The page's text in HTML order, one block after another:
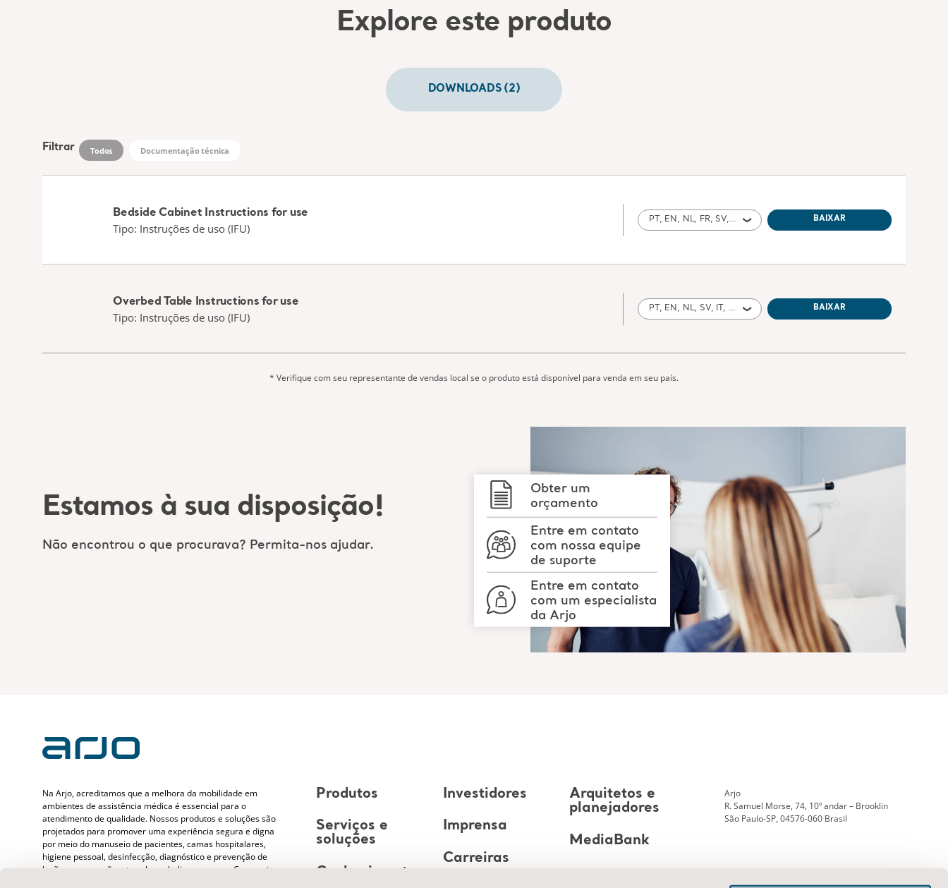
Explore este produto
DOWNLOADS (2)
Filtrar Todos Documentação técnica
Bedside Cabinet Instructions for use
Tipo: Instruções de uso (IFU)
PT, EN, NL, FR, SV, IT, DE, NO, ES, PL for Portugal, International, Poland, United States of America, Australia, Switzerland, Germany, United Kingdom of Great Britain and Northern Ireland, Norway, Sweden, Ireland, Italy, Netherlands, Brazil, Bolivia, Chile, Colombia, Dominican Republic, Ecuador, Mexico, Panama, Peru, Paraguay, Trinidad and Tobago, Uruguay, Venezuela, Austria BAIXAR
Overbed Table Instructions for use
Tipo: Instruções de uso (IFU)
PT, EN, NL, SV, IT, DE, NO, ES, PL for Portugal, International, Poland, United States of America, Australia, Switzerland, Germany, United Kingdom of Great Britain and Northern Ireland, Norway, Sweden, Ireland, Italy, Netherlands, Brazil, Bolivia, Chile, Colombia, Dominican Republic, Ecuador, Mexico, Panama, Peru, Paraguay, Trinidad and Tobago, Uruguay, Venezuela BAIXAR
* Verifique com seu representante de vendas local se o produto está disponível para venda em seu país.
Estamos à sua disposição!
Não encontrou o que procurava? Permita-nos ajudar.
Obter um
orçamento
Entre em contato
com nossa equipe
de suporte
Entre em contato
com um especialista
da Arjo
Na Arjo, acreditamos que a melhora da mobilidade em
ambientes de assistência médica é essencial para o
atendimento de qualidade. Nossos produtos e soluções são
projetados para promover uma experiência segura e digna
por meio do manuseio de pacientes, camas hospitalares,
higiene pessoal, desinfecção, diagnóstico e prevenção de
lesões por pressão e tromboembolismo venoso. Com mais
Produtos
Serviços e
soluções
Conhecimento
Investidores
Imprensa
Carreiras
Arquitetos e
planejadores
MediaBank
Arjo
R. Samuel Morse, 74, 10º andar – Brooklin
São Paulo-SP, 04576-060 Brasil